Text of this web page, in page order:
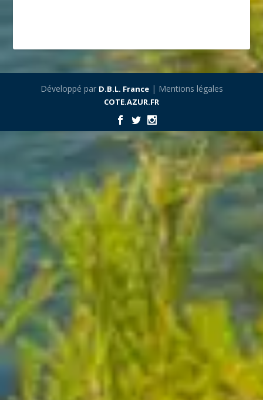
Développé par D.B.L. France| Mentions légales
COTE.AZUR.FR